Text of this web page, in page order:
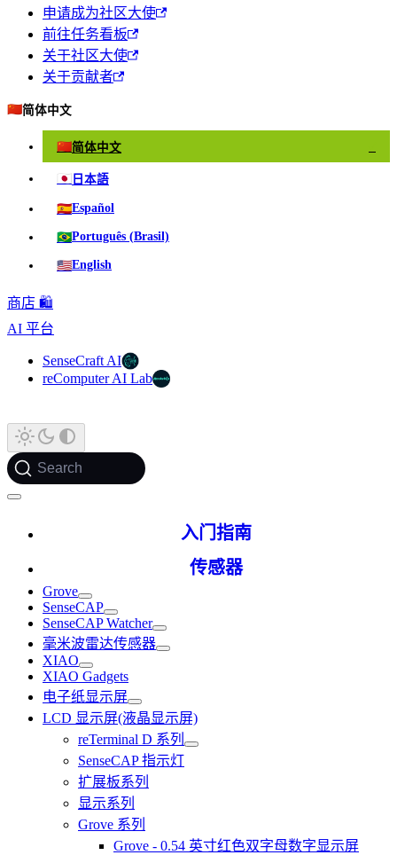
申请成为社区大使
前往任务看板
关于社区大使
关于贡献者
🇨🇳简体中文
🇨🇳简体中文
🇯🇵 日本語
🇪🇸Español
🇧🇷Português (Brasil)
🇺🇸English
商店 🛍️
AI 平台
SenseCraft AI
reComputer AI Lab
Search
入门指南
传感器
Grove
SenseCAP
SenseCAP Watcher
毫米波雷达传感器
XIAO
XIAO Gadgets
电子纸显示屏
LCD 显示屏(液晶显示屏)
reTerminal D 系列
SenseCAP 指示灯
扩展板系列
显示系列
Grove 系列
Grove - 0.54 英寸红色双字母数字显示屏